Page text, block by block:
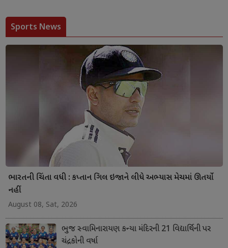
Sports News
ભારતની ચિંતા વધી : કપ્તાન ગિલ ઇજાને લીધે અભ્યાસ મેચમાં ઊતર્યો
નહીં
August 08, Sat, 2026
ભુજ સ્વામિનારાયણ કન્યા મંદિરની 21 વિદ્યાર્થિની પર
ચંદ્રકોની વર્ષા